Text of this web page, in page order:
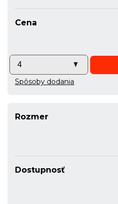
Cena
Spôsoby dodania
Rozmer
Dostupnosť